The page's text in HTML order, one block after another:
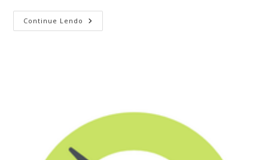
Continue Lendo Curso
Presencial